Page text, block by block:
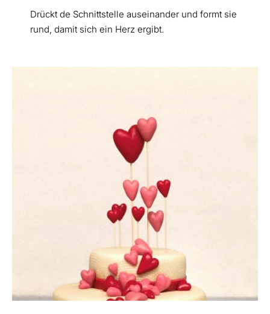
Drückt de Schnittstelle auseinander und formt sie
rund, damit sich ein Herz ergibt.